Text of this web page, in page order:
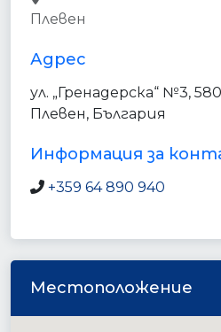
Плевен
Адрес
ул. „Гренадерска“ №3,
Плевен, България
Информация за
+359 64 890 940
Местоположение